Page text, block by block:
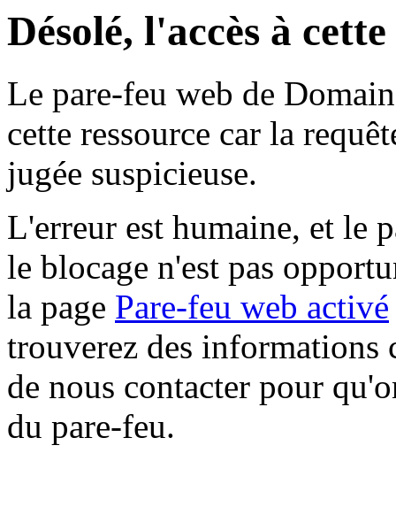
Désolé, l'accès à
Le pare-feu web de
cette ressource car la
jugée suspicieuse.
L'erreur est humaine, et le
le blocage n'est pas
la page Pare-feu web activé
trouverez des informations
de nous contacter pour
du pare-feu.